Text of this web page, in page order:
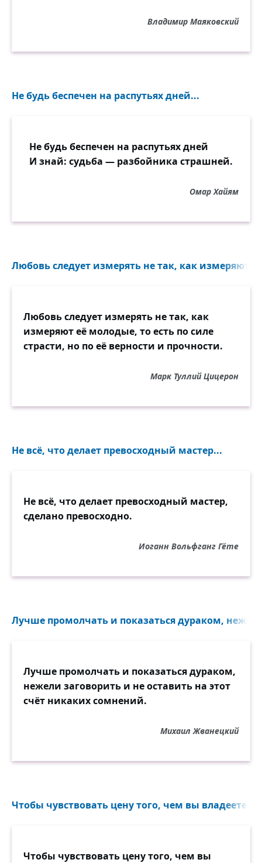
Владимир Маяковский
Не будь беспечен на распутьях дней...
Не будь беспечен на распутьях дней
И знай: судьба — разбойника страшней.
Омар Хайям
Любовь следует измерять не так, как измеряют
Любовь следует измерять не так, как
измеряют её молодые, то есть по силе
страсти, но по её верности и прочности.
Марк Туллий Цицерон
Не всё, что делает превосходный мастер...
Не всё, что делает превосходный мастер,
сделано превосходно.
Иоганн Вольфганг Гёте
Лучше промолчать и показаться дураком,
Лучше промолчать и показаться дураком,
нежели заговорить и не оставить на этот
счёт никаких сомнений.
Михаил Жванецкий
Чтобы чувствовать цену того, чем вы владеете,
Чтобы чувствовать цену того, чем вы